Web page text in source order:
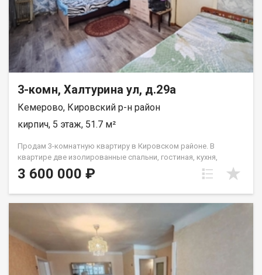
3-комн, Халтурина ул, д.29а
Кемерово, Кировский р-н район
кирпич, 5 этаж, 51.7 м²
Продам 3-комнатную квартиру в Кировском районе. В
квартире две изолированные спальни, гостиная, кухня,
раздельный санузел, квартира очень теплая. Состояние
жилое, есть возможность сделать ремонт "под себя". Во
кирпичный, добротный, расположен внутри квартала,
отличная транспортная развязка, можно уехать в любой
район города. В шаговой доступности детские сады, школа,
множество различных магазинов. Два взрослых
собственника, без обременений. Звоните!
3 600 000 ₽